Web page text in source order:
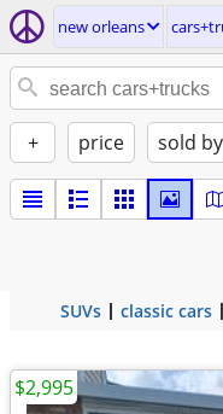
new orleans
+ price sold by
SUVs classic cars
$2,995